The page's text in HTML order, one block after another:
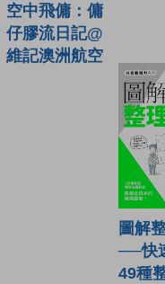
空中飛傭：傭
仔膠流日記@
維記澳洲航空
圖解
──快
49種